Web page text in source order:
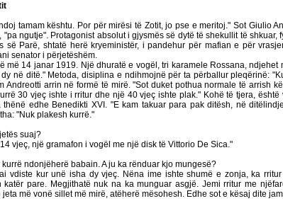
tamam kështu. Por për mirësi të Zotit, jo pse e meritoj." Sot Giulio
ngutje". Protagonist absolut i gjysmës së dytë të shekullit të shkuar,
së Parë, shtatë herë kryeministër, i pandehur për mafian e për
senator i përjetëshëm.
më 14 janar 1919. Një dhuratë e vogël, tri karamele Rossana, ndjehet
në ditë." Metoda, disiplina e ndihmojnë për ta përballur pleqërinë:
Andreotti arrin në formë të mirë."Sot duket pothua normale të arrish
30 vjeç ishte i rritur dhe një 40 vjeç ishte plak." Kohë të tjera, është
edhe Benedikti XVI. "E kam takuar para pak ditësh, në
"Nuk plakesh kurrë."
suaj?
vjeç, një gramafon i vogël me një disk të Vittorio De Sica."
ndonjëherë babain. A ju ka rënduar kjo mungesë?
vdiste kur unë isha dy vjeç. Nëna ime ishte shumë e zonja, ka
pare. Megjithatë nuk na ka munguar asgjë. Jemi rritur me
më vonë sillet më mirë, atëherë mësohesh. Edhe sot e kësaj dite